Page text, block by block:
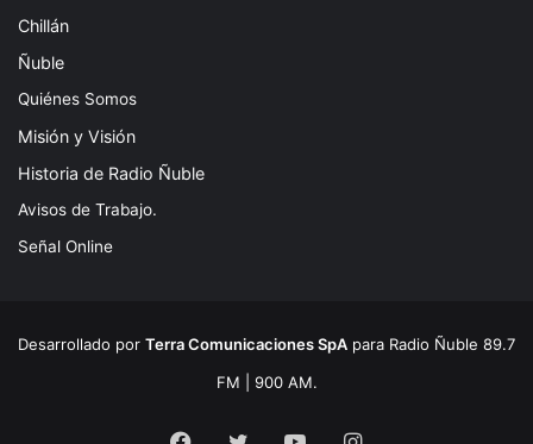
Chillán
Ñuble
Quiénes Somos
Misión y Visión
Historia de Radio Ñuble
Avisos de Trabajo.
Señal Online
Desarrollado por Terra Comunicaciones SpA para Radio Ñuble 89.7
FM | 900 AM.